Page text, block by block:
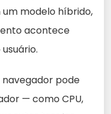
modelo híbrido,
acontece
navegador pode
— como CPU,